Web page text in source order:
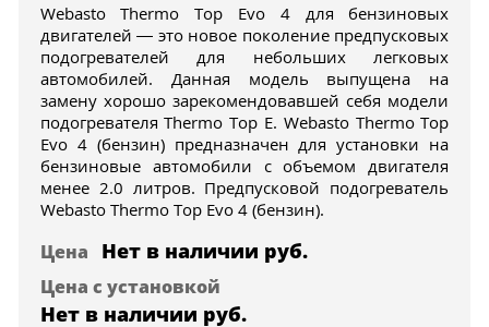
Webasto Thermo Top Evo 4 для бензиновых
двигателей — это новое поколение предпусковых
подогревателей для небольших легковых
автомобилей. Данная модель выпущена на
замену хорошо зарекомендовавшей себя модели
подогревателя Thermo Top E. Webasto Thermo Top
Evo 4 (бензин) предназначен для установки на
бензиновые автомобили с объемом двигателя
менее 2.0 литров. Предпусковой подогреватель
Webasto Thermo Top Evo 4 (бензин).
Цена Нет в наличии руб.
Цена с установкой
Нет в наличии руб.